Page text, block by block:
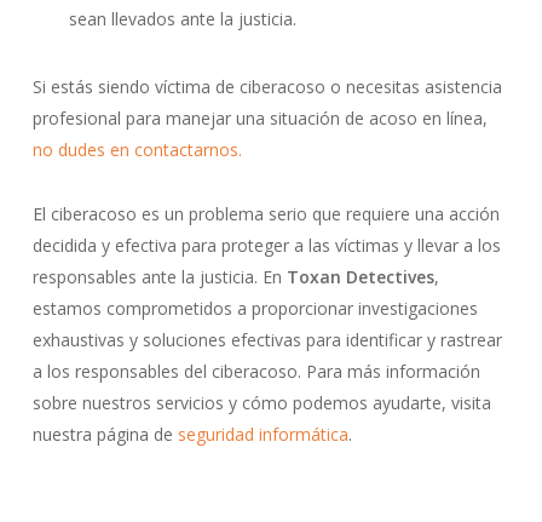
sean llevados ante la justicia.
Si estás siendo víctima de ciberacoso o necesitas asistencia
profesional para manejar una situación de acoso en línea,
no dudes en contactarnos.
El ciberacoso es un problema serio que requiere una acción
decidida y efectiva para proteger a las víctimas y llevar a los
responsables ante la justicia. En Toxan Detectives,
estamos comprometidos a proporcionar investigaciones
exhaustivas y soluciones efectivas para identificar y rastrear
a los responsables del ciberacoso. Para más información
sobre nuestros servicios y cómo podemos ayudarte, visita
nuestra página de seguridad informática.